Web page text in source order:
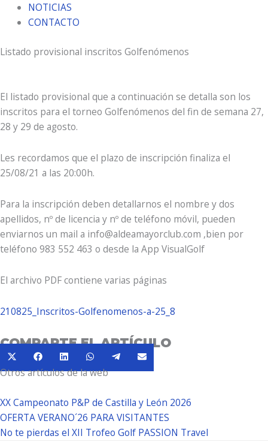
NOTICIAS
CONTACTO
Listado provisional inscritos Golfenómenos
El listado provisional que a continuación se detalla son los
inscritos para el torneo Golfenómenos del fin de semana 27,
28 y 29 de agosto.
Les recordamos que el plazo de inscripción finaliza el
25/08/21 a las 20:00h.
Para la inscripción deben detallarnos el nombre y dos
apellidos, nº de licencia y nº de teléfono móvil, pueden
enviarnos un mail a info@aldeamayorclub.com ,bien por
teléfono 983 552 463 o desde la App VisualGolf
El archivo PDF contiene varias páginas
210825_Inscritos-Golfenomenos-a-25_8
COMPARTE EL ARTÍCULO
Compartir
en
(Twitter)
Compartir
en
FacebookCompartir
en
LinkedInCompartir
en
WhatsAppCompartir
en
TelegramCompartir
en
Otros artículos de la web
XX Campeonato P&P de Castilla y León 2026
OFERTA VERANO´26 PARA VISITANTES
No te pierdas el XII Trofeo Golf PASSION Travel